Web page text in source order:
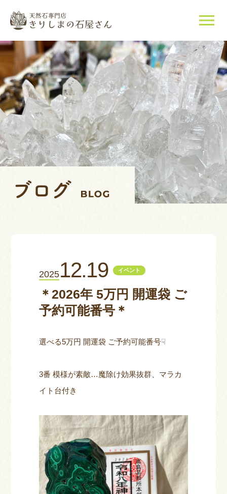
202512.19 イベント
＊2026年 5万円 開運袋 ご
予約可能番号＊
選べる5万円 開運袋 ご予約可能番号☟
3番 模様が素敵…魔除け効果抜群、マラカ
イト台付き
当店について
天然石について
ご購入はこちら
店長紹介